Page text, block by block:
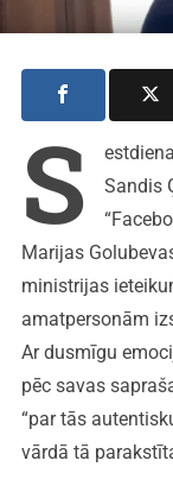
S
Sandis
Marijas
ministrijas
amatpersonām
Ar dusmīgu
pēc savas
“par tās
vārdā tā